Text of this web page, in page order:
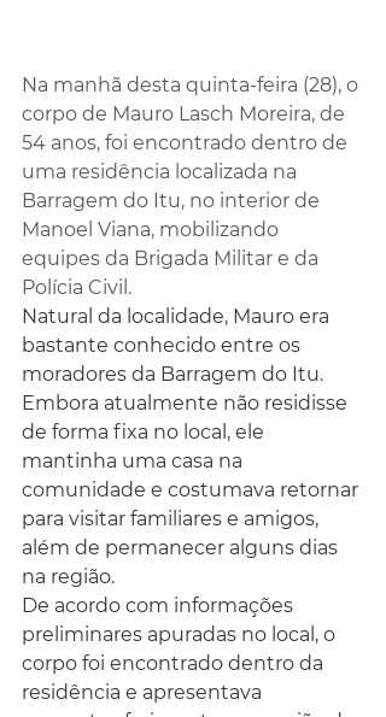
Na manhã desta quinta-feira (28), o
corpo de Mauro Lasch Moreira, de
54 anos, foi encontrado dentro de
uma residência localizada na
Barragem do Itu, no interior de
Manoel Viana, mobilizando
equipes da Brigada Militar e da
Polícia Civil.
Natural da localidade, Mauro era
bastante conhecido entre os
moradores da Barragem do Itu.
Embora atualmente não residisse
de forma fixa no local, ele
mantinha uma casa na
comunidade e costumava retornar
para visitar familiares e amigos,
além de permanecer alguns dias
na região.
De acordo com informações
preliminares apuradas no local, o
corpo foi encontrado dentro da
residência e apresentava